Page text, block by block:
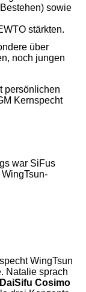
sowie
stärkten.
über
noch jungen
persönlichen
Kernspecht
war SiFus
WingTsun
Natalie sprach
DaiSifu Cosimo